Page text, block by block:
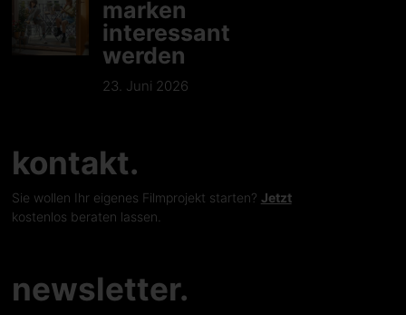
marken
interessant
werden
23. Juni 2026
kontakt.
Sie wollen Ihr eigenes Filmprojekt starten? Jetzt
kostenlos beraten lassen.
newsletter.